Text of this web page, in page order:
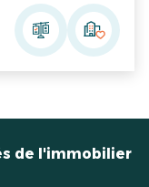
de l'immobilier